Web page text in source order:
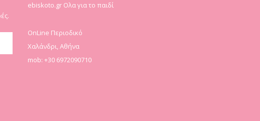
ebiskoto.gr Ολα για το παιδί
OnLine Περιοδικό
Χαλάνδρι, Αθήνα
mob: +30 6972090710